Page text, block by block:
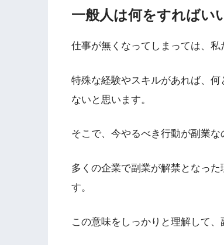
一般人は何をすればい
仕事が無くなってしまっては、私
特殊な経験やスキルがあれば、
ないと思います。
そこで、今やるべき行動が副業な
多くの企業で副業が解禁となっ
す。
この意味をしっかりと理解して、